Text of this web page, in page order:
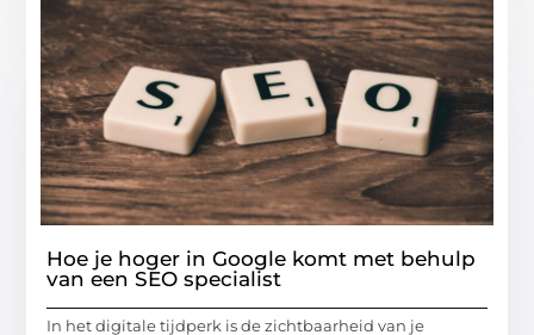
Hoe je hoger in Google komt met behulp
van een SEO specialist
In het digitale tijdperk is de zichtbaarheid van je